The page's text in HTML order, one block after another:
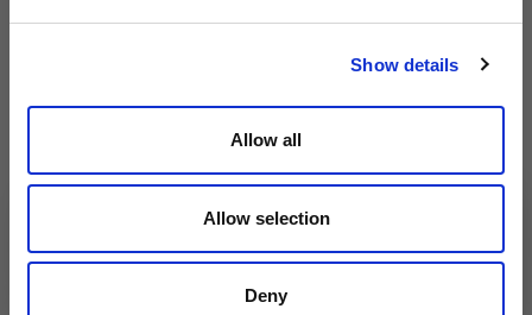
Show details
Allow all
Allow selection
Deny
Baumaschinen